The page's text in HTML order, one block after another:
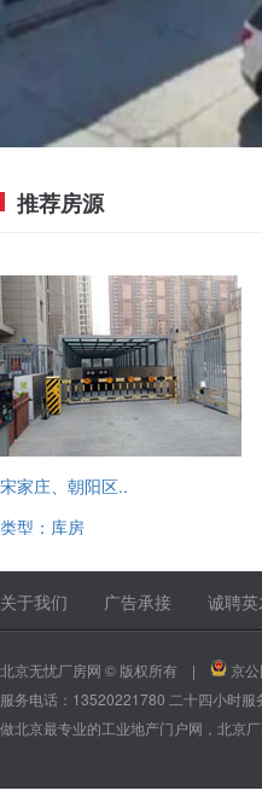
推荐房源
宋家庄、朝阳区..
类型：库房
13520221780
关于我们
广告承接 诚聘英
北京无忧厂房网 © 版权所有 | 京
服务电话：13520221780 二十四小时
做北京最专业的工业地产门户网，北